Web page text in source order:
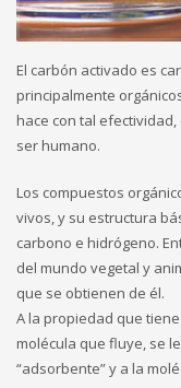
El carbón activado es
principalmente
hace con tal
ser humano.
Los compuestos
vivos, y su estructura
carbono e hidrógeno.
del mundo vegetal y
que se obtienen de él.
A la propiedad que
molécula que fluye, se
“adsorbente” y a la